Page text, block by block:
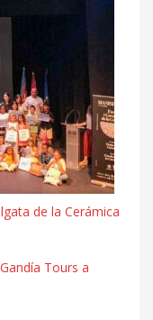
de la Cerámica
Tours a